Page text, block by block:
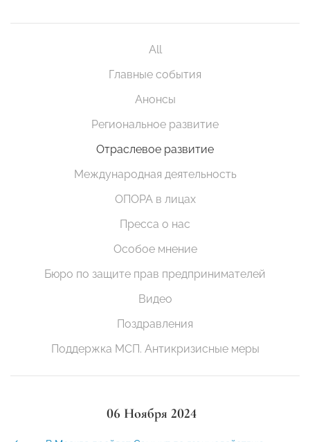
All
Главные события
Анонсы
Региональное развитие
Отраслевое развитие
Международная деятельность
ОПОРА в лицах
Пресса о нас
Особое мнение
Бюро по защите прав предпринимателей
Видео
Поздравления
Поддержка МСП. Антикризисные меры
06 Ноября 2024